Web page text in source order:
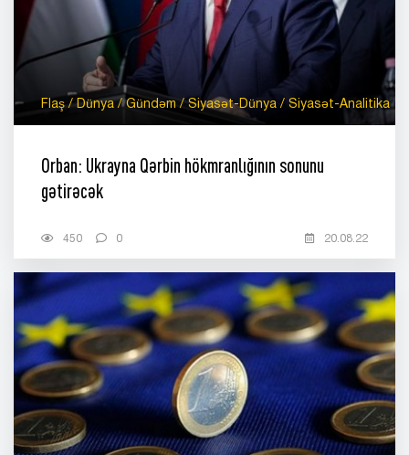
Flaş / Dünya / Gündəm / Siyasət-Dünya / Siyasət-Analitika
Orban: Ukrayna Qərbin hökmranlığının sonunu
gətirəcək
450 0 20.08.22